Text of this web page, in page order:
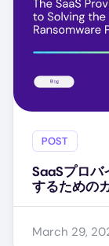
POST
SaaSプロバ
するための
March 29,